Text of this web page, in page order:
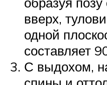
вверх,
одной
составляет
С выдохом,